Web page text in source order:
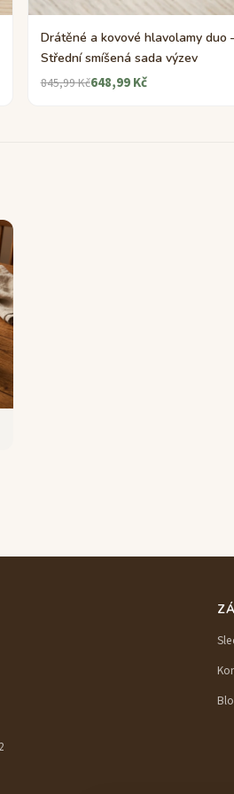
Drátěné a kovové hlavolamy
Střední smíšená sada výzev
845,99 Kč648,99 Kč